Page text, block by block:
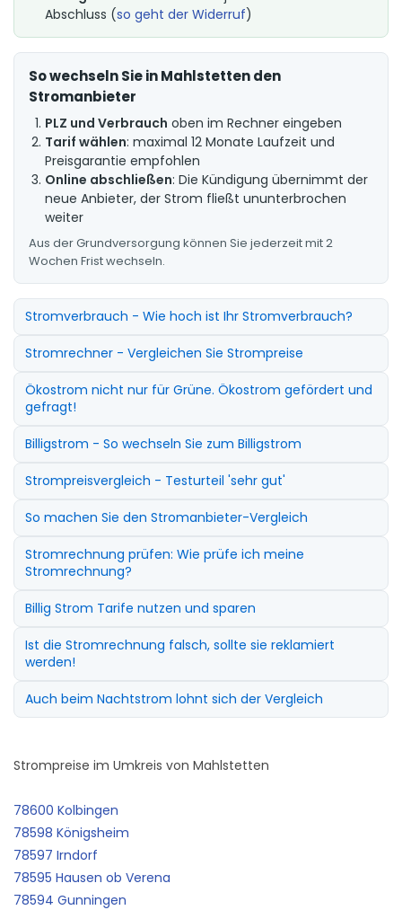
Abschluss (so geht der Widerruf)
So wechseln Sie in Mahlstetten den
Stromanbieter
PLZ und Verbrauch oben im Rechner eingeben
Tarif wählen: maximal 12 Monate Laufzeit und
Preisgarantie empfohlen
Online abschließen: Die Kündigung übernimmt der
neue Anbieter, der Strom fließt ununterbrochen
weiter
Aus der Grundversorgung können Sie jederzeit mit 2
Wochen Frist wechseln.
Stromverbrauch - Wie hoch ist Ihr Stromverbrauch?
Stromrechner - Vergleichen Sie Strompreise
Ökostrom nicht nur für Grüne. Ökostrom gefördert und
gefragt!
Billigstrom - So wechseln Sie zum Billigstrom
Strompreisvergleich - Testurteil 'sehr gut'
So machen Sie den Stromanbieter-Vergleich
Stromrechnung prüfen: Wie prüfe ich meine
Stromrechnung?
Billig Strom Tarife nutzen und sparen
Ist die Stromrechnung falsch, sollte sie reklamiert
werden!
Auch beim Nachtstrom lohnt sich der Vergleich
Strompreise im Umkreis von Mahlstetten
78600 Kolbingen
78598 Königsheim
78597 Irndorf
78595 Hausen ob Verena
78594 Gunningen